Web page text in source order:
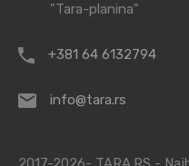
"Tara-planina"
+381 64 6132794
info@tara.rs